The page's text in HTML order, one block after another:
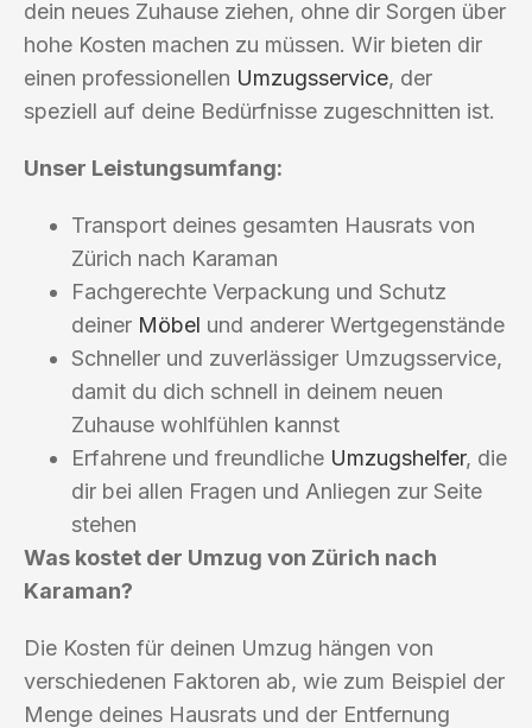
dein neues Zuhause ziehen, ohne dir Sorgen über
hohe Kosten machen zu müssen. Wir bieten dir
einen professionellen Umzugsservice, der
speziell auf deine Bedürfnisse zugeschnitten ist.
Unser Leistungsumfang:
Transport deines gesamten Hausrats von
Zürich nach Karaman
Fachgerechte Verpackung und Schutz
deiner Möbel und anderer Wertgegenstände
Schneller und zuverlässiger Umzugsservice,
damit du dich schnell in deinem neuen
Zuhause wohlfühlen kannst
Erfahrene und freundliche Umzugshelfer, die
dir bei allen Fragen und Anliegen zur Seite
stehen
Was kostet der Umzug von Zürich nach
Karaman?
Die Kosten für deinen Umzug hängen von
verschiedenen Faktoren ab, wie zum Beispiel der
Menge deines Hausrats und der Entfernung